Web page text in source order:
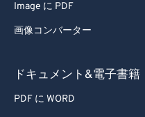
Image に PDF
画像コンバーター
ドキュメント&電子書籍
PDF に WORD